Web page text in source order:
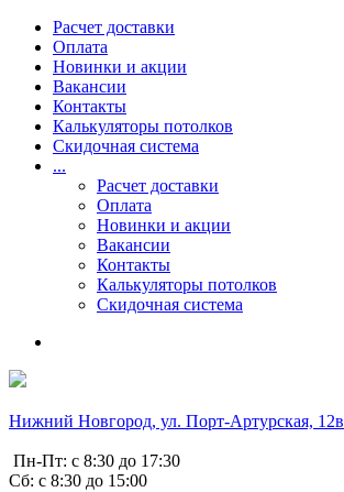
Расчет доставки
Оплата
Новинки и акции
Вакансии
Контакты
Калькуляторы потолков
Скидочная система
...
Расчет доставки
Оплата
Новинки и акции
Вакансии
Контакты
Калькуляторы потолков
Скидочная система
Нижний Новгород, ул. Порт-Артурская, 12в
Пн-Пт: с 8:30 до 17:30
Сб: с 8:30 до 15:00